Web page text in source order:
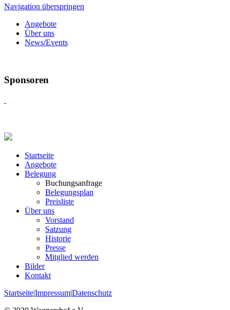
Navigation überspringen
Angebote
Über uns
News/Events
Sponsoren
Startseite
Angebote
Belegung
Buchungsanfrage
Belegungsplan
Preisliste
Über uns
Vorstand
Satzung
Historie
Presse
Mitglied werden
Bilder
Kontakt
Startseite|Impressum|Datenschutz